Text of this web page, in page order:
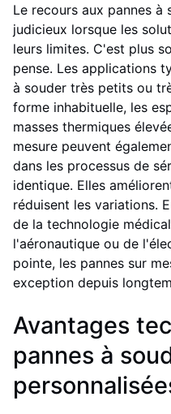
Le recours aux pannes à
judicieux lorsque les
leurs limites. C'est plus
pense. Les applications
à souder très petits ou
forme inhabituelle, les
masses thermiques
mesure peuvent
dans les processus de
identique. Elles
réduisent les variations.
de la technologie
l'aéronautique ou de
pointe, les pannes sur
exception depuis
Avantages
pannes à